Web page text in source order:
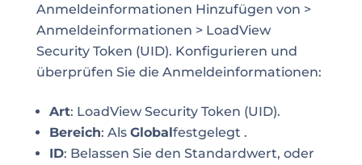
Anmeldeinformationen Hinzufügen von >
Anmeldeinformationen > LoadView
Security Token (UID). Konfigurieren und
überprüfen Sie die Anmeldeinformationen:
Art: LoadView Security Token (UID).
Bereich: Als Globalfestgelegt .
ID: Belassen Sie den Standardwert, oder